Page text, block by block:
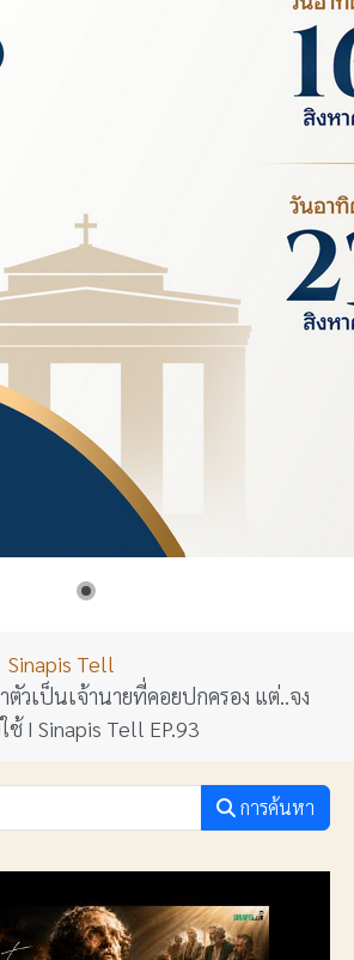
Sinapis Tell
ตัวเป็นเจ้านายที่คอยปกครอง แต่..จง
I Sinapis Tell EP.93
การค้นหา